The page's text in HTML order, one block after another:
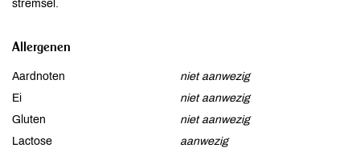
stremsel.
Allergenen
Aardnoten
niet aanwezig
Ei
niet aanwezig
Gluten
niet aanwezig
Lactose
aanwezig